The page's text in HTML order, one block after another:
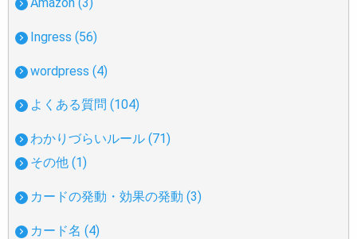
Ingress (56)
wordpress (4)
よくある質問 (104)
わかりづらいルール (71)
その他 (1)
カードの発動・効果の発動 (3)
カード名 (4)